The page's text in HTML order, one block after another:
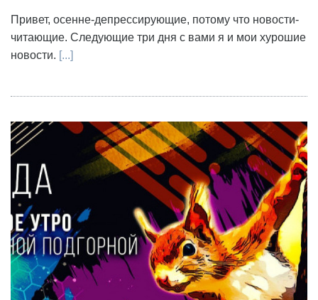
Привет, осенне-депрессирующие, потому что новости-
читающие. Следующие три дня с вами я и мои хурошие
новости. [...]